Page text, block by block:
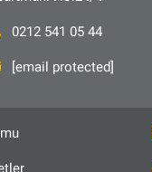
0212 541 05 44
[email protected]